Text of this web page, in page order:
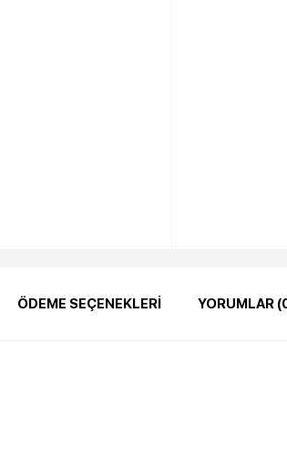
ÖDEME SEÇENEKLERI YORUMLAR